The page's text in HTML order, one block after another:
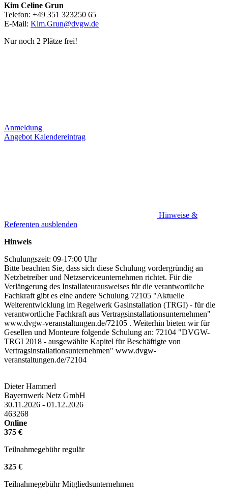
Kim Celine Grun
Telefon: +49 351 323250 65
E-Mail: Kim.Grun@dvgw.de
Nur noch 2 Plätze frei!
Anmeldung
Angebot Kalendereintrag
Hinweise &
Referenten ausblenden
Hinweis
Schulungszeit: 09-17:00 Uhr
Bitte beachten Sie, dass sich diese Schulung vordergründig an
Netzbetreiber und Netzserviceunternehmen richtet. Für die
Verlängerung des Installateurausweises für die verantwortliche
Fachkraft gibt es eine andere Schulung 72105 "Aktuelle
Weiterentwicklung im Regelwerk Gasinstallation (TRGI) - für die
verantwortliche Fachkraft aus Vertragsinstallationsunternehmen"
www.dvgw-veranstaltungen.de/72105 . Weiterhin bieten wir für
Gesellen und Monteure folgende Schulung an: 72104 "DVGW-
TRGI 2018 - ausgewählte Kapitel für Beschäftigte von
Vertragsinstallationsunternehmen" www.dvgw-
veranstaltungen.de/72104
Dieter Hammerl
Bayernwerk Netz GmbH
30.11.2026 - 01.12.2026
463268
Online
375 €
Teilnahmegebühr regulär
325 €
Teilnahmegebühr Mitgliedsunternehmen